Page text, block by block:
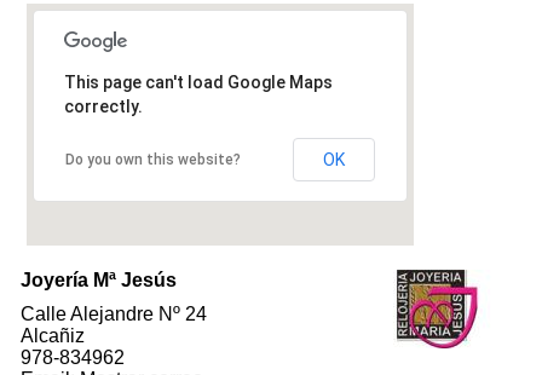
This page can't load Google Maps
correctly.
Do you own this website? OK
Joyería Mª Jesús
Calle Alejandre Nº 24
Alcañiz
978-834962